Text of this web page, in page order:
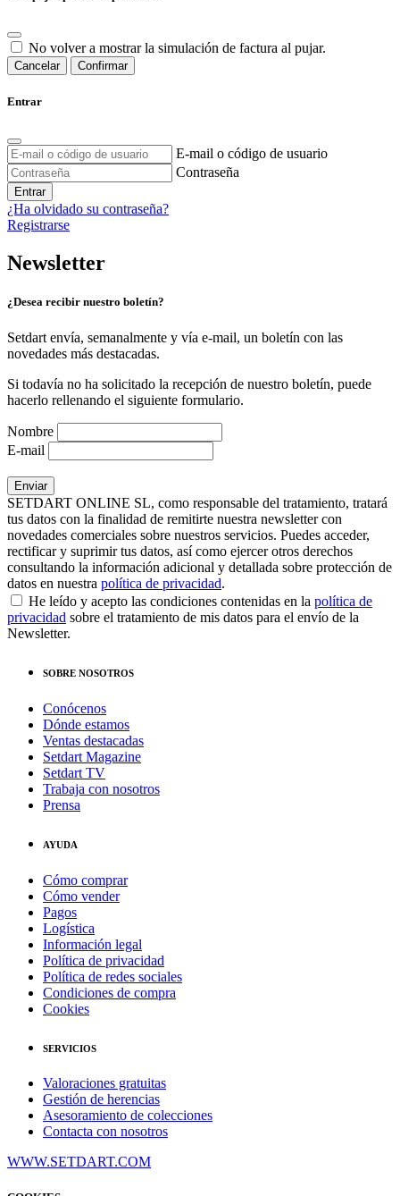
No volver a mostrar la simulación de factura al pujar.
Cancelar Confirmar
Entrar
E-mail o código de usuario
Contraseña
Entrar
¿Ha olvidado su contraseña?
Registrarse
Newsletter
¿Desea recibir nuestro boletín?
Setdart envía, semanalmente y vía e-mail, un boletín con las
novedades más destacadas.
Si todavía no ha solicitado la recepción de nuestro boletín, puede
hacerlo rellenando el siguiente formulario.
Nombre
E-mail
SETDART ONLINE SL, como responsable del tratamiento, tratará
tus datos con la finalidad de remitirte nuestra newsletter con
novedades comerciales sobre nuestros servicios. Puedes acceder,
rectificar y suprimir tus datos, así como ejercer otros derechos
consultando la información adicional y detallada sobre protección de
datos en nuestra política de privacidad.
He leído y acepto las condiciones contenidas en la política de
privacidad sobre el tratamiento de mis datos para el envío de la
Newsletter.
SOBRE NOSOTROS
Conócenos
Dónde estamos
Ventas destacadas
Setdart Magazine
Setdart TV
Trabaja con nosotros
Prensa
AYUDA
Cómo comprar
Cómo vender
Pagos
Logística
Información legal
Política de privacidad
Política de redes sociales
Condiciones de compra
Cookies
SERVICIOS
Valoraciones gratuitas
Gestión de herencias
Asesoramiento de colecciones
Contacta con nosotros
WWW.SETDART.COM